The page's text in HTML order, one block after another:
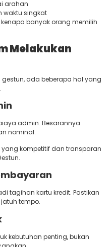
arahan
waktu singkat
banyak orang memilih
Melakukan
ada beberapa hal yang
admin. Besarannya
nominal.
kompetitif dan transparan
tagihan kartu kredit. Pastikan
tempo.
kebutuhan penting, bukan